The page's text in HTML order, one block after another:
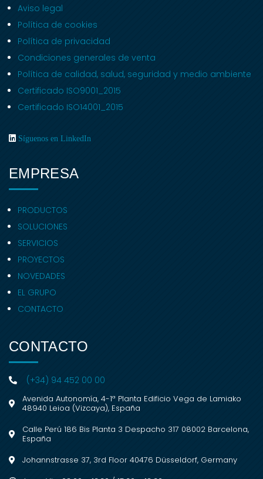
Aviso legal
Política de cookies
Política de privacidad
Condiciones generales de venta
Política de calidad, salud, seguridad y medio ambiente
Certificado ISO9001_2015
Certificado ISO14001_2015
Síguenos en LinkedIn
EMPRESA
PRODUCTOS
SOLUCIONES
SERVICIOS
PROYECTOS
NOVEDADES
EL GRUPO
CONTACTO
CONTACTO
(+34) 94 452 00 00
Avenida Autonomía, 4-1ª Planta Edificio Vega de Lamiako
48940 Leioa (Vizcaya), España
Calle Perú 186 Bis Planta 3 Despacho 317 08002 Barcelona,
España
Johannstrasse 37, 3rd Floor 40476 Düsseldorf, Germany